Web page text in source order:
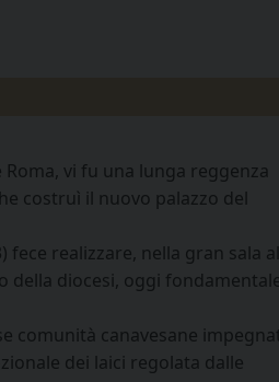
vi fu una lunga reggenza
costruì il nuovo palazzo del
realizzare, nella gran sala al
della diocesi, oggi
comunità canavesane
dei laici regolata dalle